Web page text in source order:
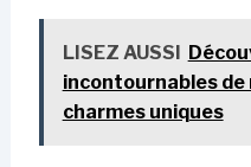
LISEZ AUSSI
incontournables
charmes uniques